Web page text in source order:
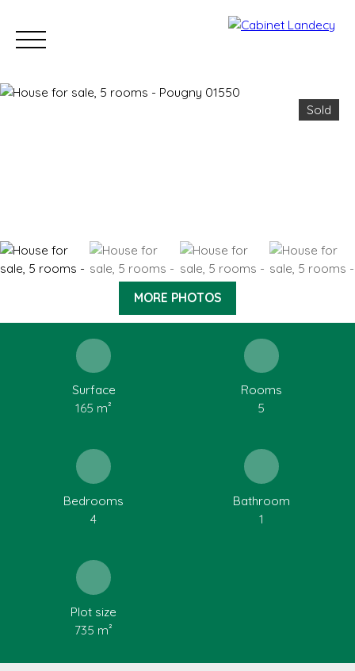
ESTIMATE
Sold
MORE PHOTOS
Surface
165 m²
Rooms
5
Bedrooms
4
Bathroom
1
Plot size
735 m²